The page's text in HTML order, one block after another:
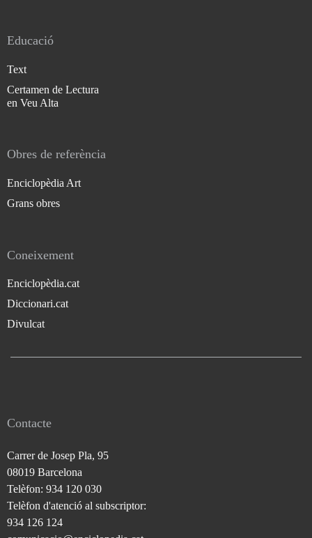
Educació
Text
Certamen de Lectura
en Veu Alta
Obres de referència
Enciclopèdia Art
Grans obres
Coneixement
Enciclopèdia.cat
Diccionari.cat
Divulcat
Contacte
Carrer de Josep Pla, 95
08019 Barcelona
Telèfon: 934 120 030
Telèfon d'atenció al subscriptor:
934 126 124